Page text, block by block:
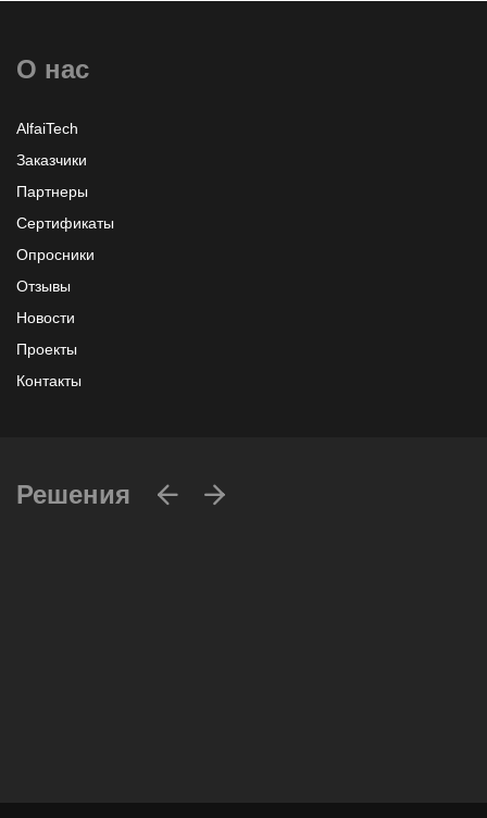
О нас
AlfaiTech
Заказчики
Партнеры
Сертификаты
Опросники
Отзывы
Новости
Проекты
Контакты
Решения